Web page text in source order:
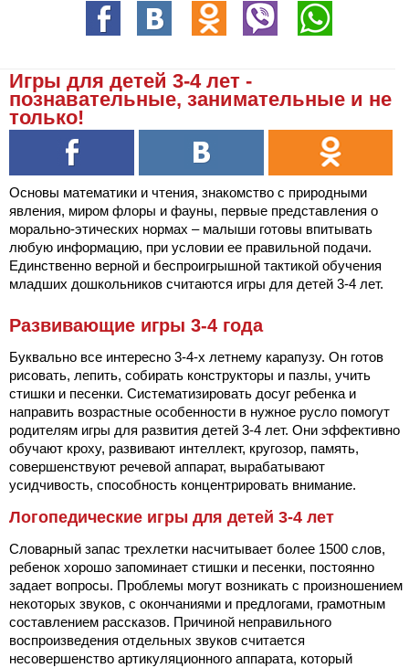
Игры для детей 3-4 лет -
познавательные, занимательные и не
только!
Основы математики и чтения, знакомство с природными
явления, миром флоры и фауны, первые представления о
морально-этических нормах – малыши готовы впитывать
любую информацию, при условии ее правильной подачи.
Единственно верной и беспроигрышной тактикой обучения
младших дошкольников считаются игры для детей 3-4 лет.
Развивающие игры 3-4 года
Буквально все интересно 3-4-х летнему карапузу. Он готов
рисовать, лепить, собирать конструкторы и пазлы, учить
стишки и песенки. Систематизировать досуг ребенка и
направить возрастные особенности в нужное русло помогут
родителям игры для развития детей 3-4 лет. Они эффективно
обучают кроху, развивают интеллект, кругозор, память,
совершенствуют речевой аппарат, вырабатывают
усидчивость, способность концентрировать внимание.
Логопедические игры для детей 3-4 лет
Словарный запас трехлетки насчитывает более 1500 слов,
ребенок хорошо запоминает стишки и песенки, постоянно
задает вопросы. Проблемы могут возникать с произношением
некоторых звуков, с окончаниями и предлогами, грамотным
составлением рассказов. Причиной неправильного
воспроизведения отдельных звуков считается
несовершенство артикуляционного аппарата, который